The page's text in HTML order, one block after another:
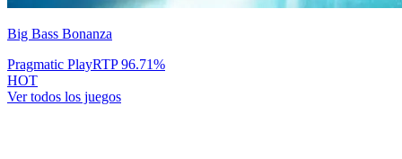
Big Bass Bonanza
Pragmatic PlayRTP96.71%
HOT
Ver todos los juegos